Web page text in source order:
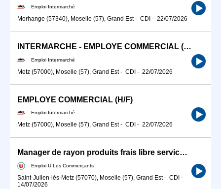
Emploi Intermarché
Morhange (57340), Moselle (57), Grand Est- CDI - 22/07/2026
INTERMARCHE - EMPLOYE COMMERCIAL (H/F)
Emploi Intermarché
Metz (57000), Moselle (57), Grand Est- CDI - 22/07/2026
EMPLOYE COMMERCIAL (H/F)
Emploi Intermarché
Metz (57000), Moselle (57), Grand Est- CDI - 22/07/2026
Manager de rayon produits frais libre service H/F
Emploi U Les Commerçants
Saint-Julien-lès-Metz (57070), Moselle (57), Grand Est- CDI -
14/07/2026